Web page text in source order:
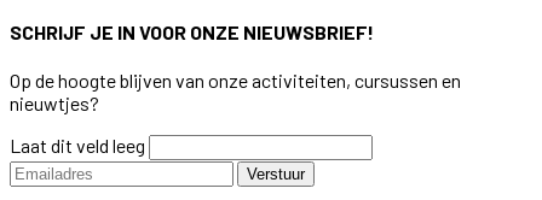
SCHRIJF JE IN VOOR ONZE NIEUWSBRIEF!
Op de hoogte blijven van onze activiteiten, cursussen en
nieuwtjes?
Laat dit veld leeg
Verstuur